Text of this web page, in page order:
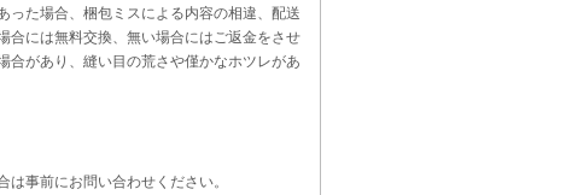
った場合、梱包ミスによる内容の相違、配送
合には無料交換、無い場合にはご返金をさせ
合があり、縫い目の荒さや僅かなホツレがあ
事前にお問い合わせください。